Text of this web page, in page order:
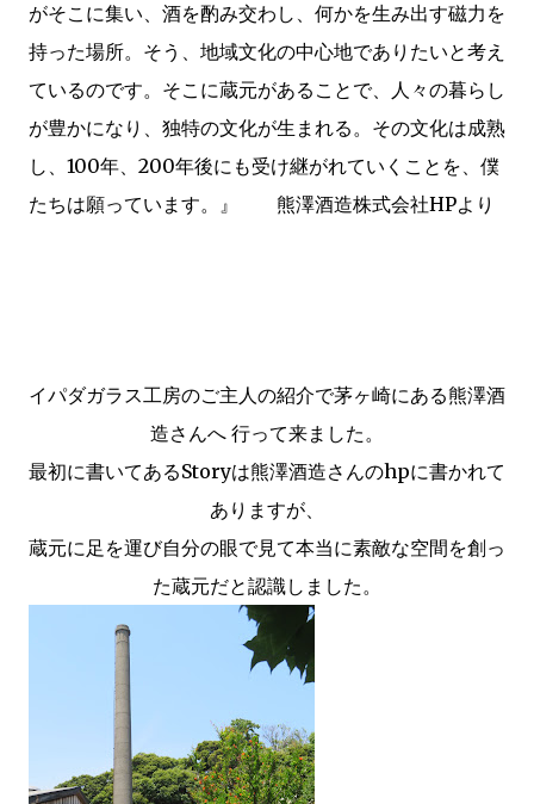
がそこに集い、酒を酌み交わし、何かを生み出す磁力を
持った場所。そう、地域文化の中心地でありたいと考え
ているのです。そこに蔵元があることで、人々の暮らし
が豊かになり、独特の文化が生まれる。その文化は成熟
し、100年、200年後にも受け継がれていくことを、僕
たちは願っています。』 熊澤酒造株式会社HPより
イパダガラス工房のご主人の紹介で茅ヶ崎にある熊澤酒
造さんへ 行って来ました。
最初に書いてあるStoryは熊澤酒造さんのhpに書かれて
ありますが、
蔵元に足を運び自分の眼で見て本当に素敵な空間を創っ
た蔵元だと認識しました。